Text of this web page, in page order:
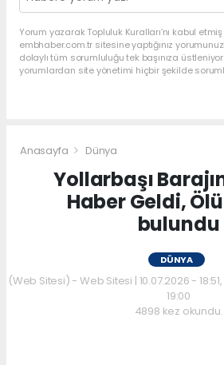
Yorum yazarak Topluluk Kuralları’nı kabul
embhaber.com.tr sitesine yaptığınız
dolaylı tüm sorumluluğu tek başınıza
yorumlardan site yönetimi hiçbir şekilde
Anasayfa Dünya
Yollarbaşı
Haber Geldi,
bulundu
DÜNYA
(Web Sitesi) - Web Sitesi | 10.07.2026 -
19:00
4898 kez okundu.